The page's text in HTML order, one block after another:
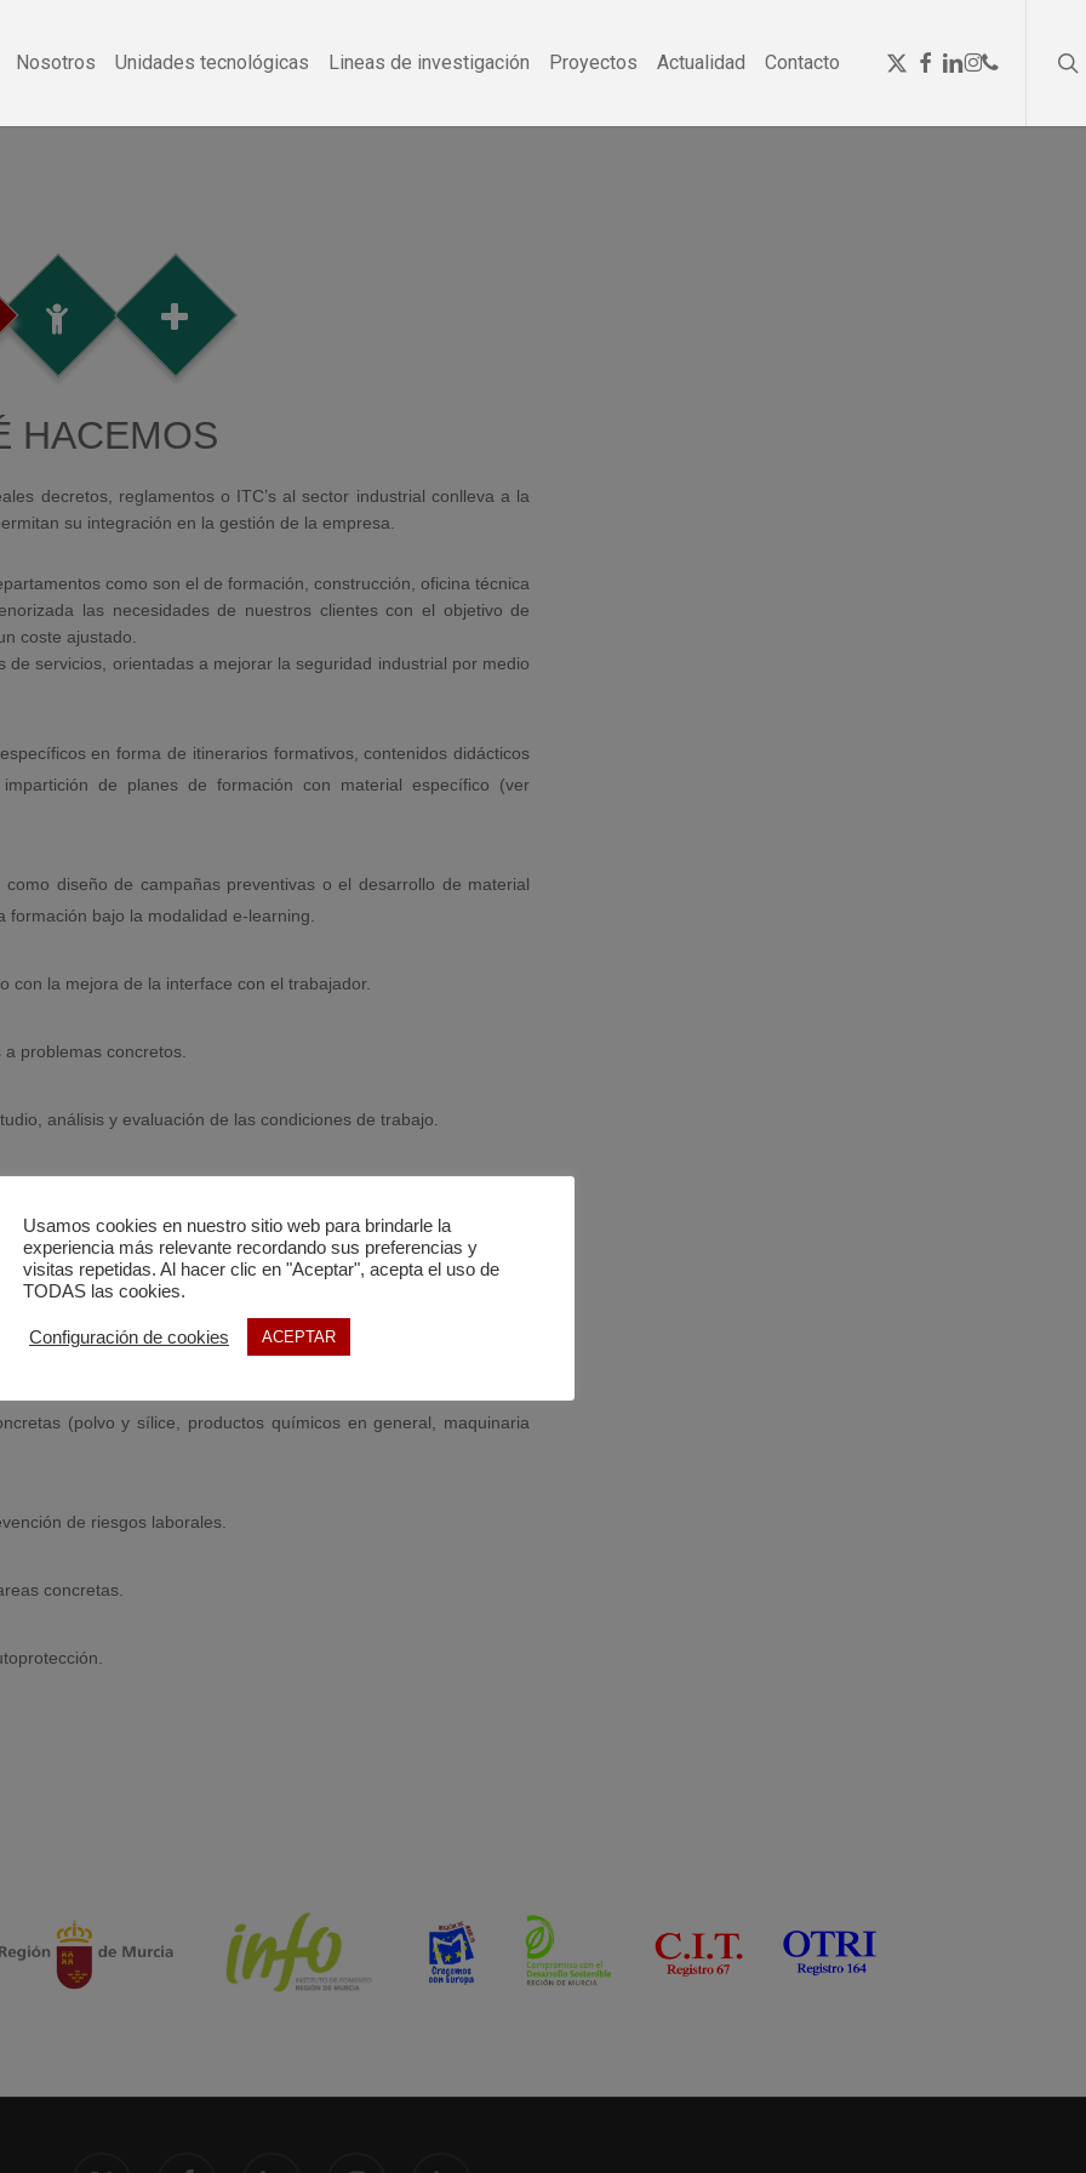
Nosotros Unidades tecnológicas Lineas de investigación Proyectos Actualidad Contacto
x-
twitter
facebook
linkedin
instagram
phone
HACEMOS
decretos, reglamentos o ITC’s al sector industrial conlleva a la
su integración en la gestión de la empresa.
como son el de formación, construcción, oficina técnica
las necesidades de nuestros clientes con el objetivo de
coste ajustado.
servicios, orientadas a mejorar la seguridad industrial por medio
en forma de itinerarios formativos, contenidos didácticos
de planes de formación con material específico (ver
diseño de campañas preventivas o el desarrollo de material
formación bajo la modalidad e-learning.
con la mejora de la interface con el trabajador.
problemas concretos.
análisis y evaluación de las condiciones de trabajo.
integrar la seguridad industrial a un coste reducido o
formativas.
a subvenciones o líneas de financiación.
(polvo y sílice, productos químicos en general, maquinaria
de riesgos laborales.
concretas.
Usamos cookies en nuestro sitio web para brindarle la
experiencia más relevante recordando sus preferencias y
visitas repetidas. Al hacer clic en "Aceptar", acepta el uso de
TODAS las cookies.
Configuración de cookies ACEPTAR